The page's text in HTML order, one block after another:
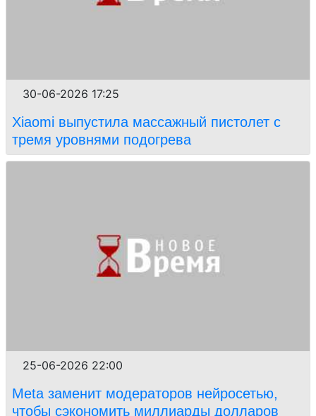
30-06-2026 17:25
Xiaomi выпустила массажный пистолет c
тремя уровнями подогрева
25-06-2026 22:00
Meta заменит модераторов нейросетью,
чтобы сэкономить миллиарды долларов